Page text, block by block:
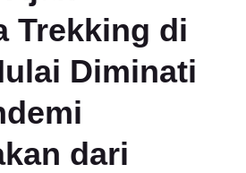
Trekking di
Diminati
dari